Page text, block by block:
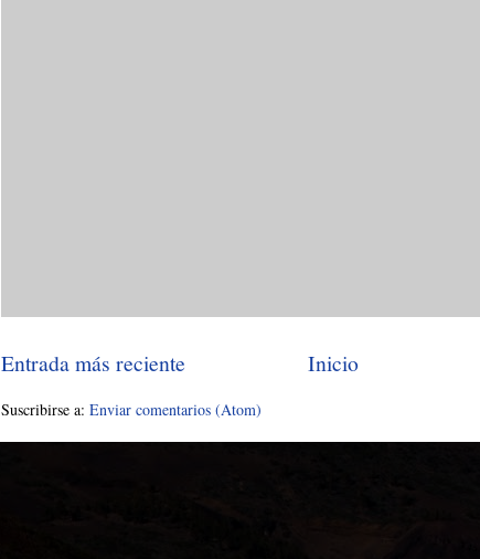
Entrada más reciente Inicio
Suscribirse a: Enviar comentarios (Atom)